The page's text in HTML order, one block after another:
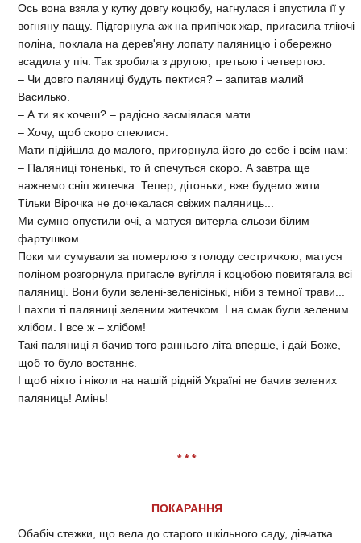
Ось вона взяла у кутку довгу коцюбу, нагнулася і впустила її у
вогняну пащу. Підгорнула аж на припічок жар, пригасила тліючі
поліна, поклала на дерев'яну лопату паляницю і обережно
всадила у піч. Так зробила з другою, третьою і четвертою.
– Чи довго паляниці будуть пектися? – запитав малий
Василько.
– А ти як хочеш? – радісно засміялася мати.
– Хочу, щоб скоро спеклися.
Мати підійшла до малого, пригорнула його до себе і всім нам:
– Паляниці тоненькі, то й спечуться скоро. А завтра ще
нажнемо сніп житечка. Тепер, дітоньки, вже будемо жити.
Тільки Вірочка не дочекалася свіжих паляниць...
Ми сумно опустили очі, а матуся витерла сльози білим
фартушком.
Поки ми сумували за померлою з голоду сестричкою, матуся
поліном розгорнула пригасле вугілля і коцюбою повитягала всі
паляниці. Вони були зелені-зеленісінькі, ніби з темної трави...
І пахли ті паляниці зеленим житечком. І на смак були зеленим
хлібом. І все ж – хлібом!
Такі паляниці я бачив того раннього літа вперше, і дай Боже,
щоб то було востаннє.
І щоб ніхто і ніколи на нашій рідній Україні не бачив зелених
паляниць! Амінь!
* * *
ПОКАРАННЯ
Обабіч стежки, що вела до старого шкільного саду, дівчатка